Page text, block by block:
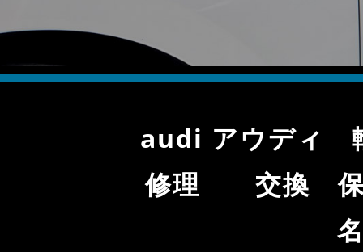
audi アウデ
修理 交換 保